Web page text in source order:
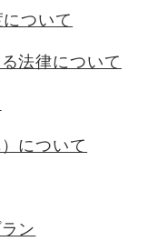
ついて
法律について
について
ン